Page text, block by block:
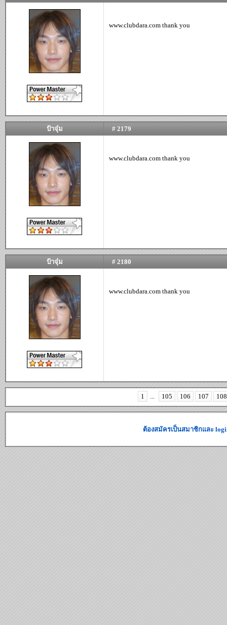
www.clubdara.com thank you
ป้าจุ๋ม # 2179
www.clubdara.com thank you
ป้าจุ๋ม # 2180
www.clubdara.com thank you
1 105 106 107 108
ต้องสมัครเป็นสมาชิกและ